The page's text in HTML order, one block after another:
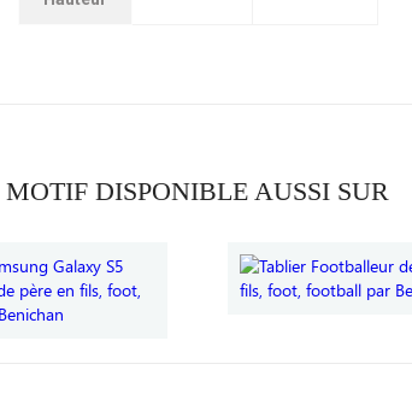
MOTIF DISPONIBLE AUSSI SUR